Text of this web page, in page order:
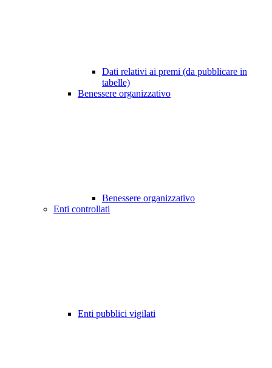
Dati relativi ai premi (da pubblicare in
tabelle)
Benessere organizzativo
Benessere organizzativo
Enti controllati
Enti pubblici vigilati